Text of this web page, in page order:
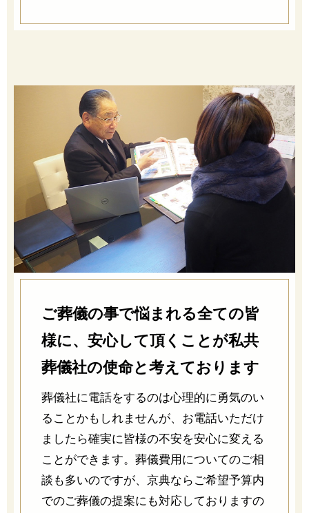
ご葬儀の事で悩まれる全ての皆
様に、安心して頂くことが私共
葬儀社の使命と考えております
葬儀社に電話をするのは心理的に勇気のい
ることかもしれませんが、お電話いただけ
ましたら確実に皆様の不安を安心に変える
ことができます。葬儀費用についてのご相
談も多いのですが、京典ならご希望予算内
でのご葬儀の提案にも対応しておりますの